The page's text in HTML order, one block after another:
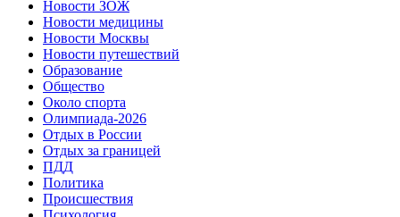
Новости ЗОЖ
Новости медицины
Новости Москвы
Новости путешествий
Образование
Общество
Около спорта
Олимпиада-2026
Отдых в России
Отдых за границей
ПДД
Политика
Происшествия